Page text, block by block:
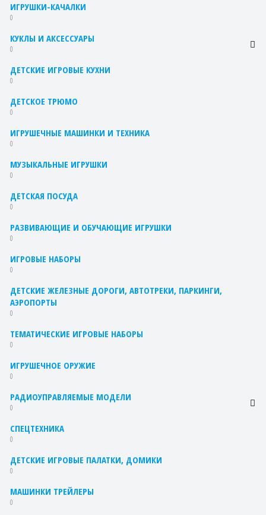
ИГРУШКИ-КАЧАЛКИ
0
КУКЛЫ И АКСЕССУАРЫ
0
ДЕТСКИЕ ИГРОВЫЕ КУХНИ
0
ДЕТСКОЕ ТРЮМО
0
ИГРУШЕЧНЫЕ МАШИНКИ И ТЕХНИКА
0
МУЗЫКАЛЬНЫЕ ИГРУШКИ
0
ДЕТСКАЯ ПОСУДА
0
РАЗВИВАЮЩИЕ И ОБУЧАЮЩИЕ ИГРУШКИ
0
ИГРОВЫЕ НАБОРЫ
0
ДЕТСКИЕ ЖЕЛЕЗНЫЕ ДОРОГИ, АВТОТРЕКИ, ПАРКИНГИ,
АЭРОПОРТЫ
0
ТЕМАТИЧЕСКИЕ ИГРОВЫЕ НАБОРЫ
0
ИГРУШЕЧНОЕ ОРУЖИЕ
0
РАДИОУПРАВЛЯЕМЫЕ МОДЕЛИ
0
СПЕЦТЕХНИКА
0
ДЕТСКИЕ ИГРОВЫЕ ПАЛАТКИ, ДОМИКИ
0
МАШИНКИ ТРЕЙЛЕРЫ
0